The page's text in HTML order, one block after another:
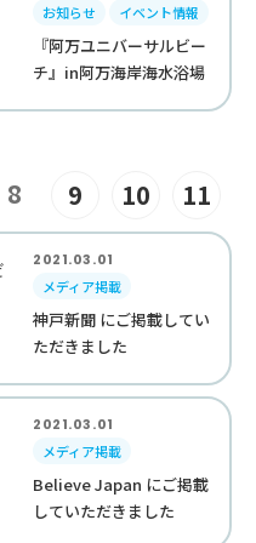
お知らせ イベント情報
『阿万ユニバーサルビー
チ』in阿万海岸海水浴場
8 9 10 11
2021.03.01
メディア掲載
神戸新聞 にご掲載してい
ただきました
2021.03.01
メディア掲載
Believe Japan にご掲載
していただきました